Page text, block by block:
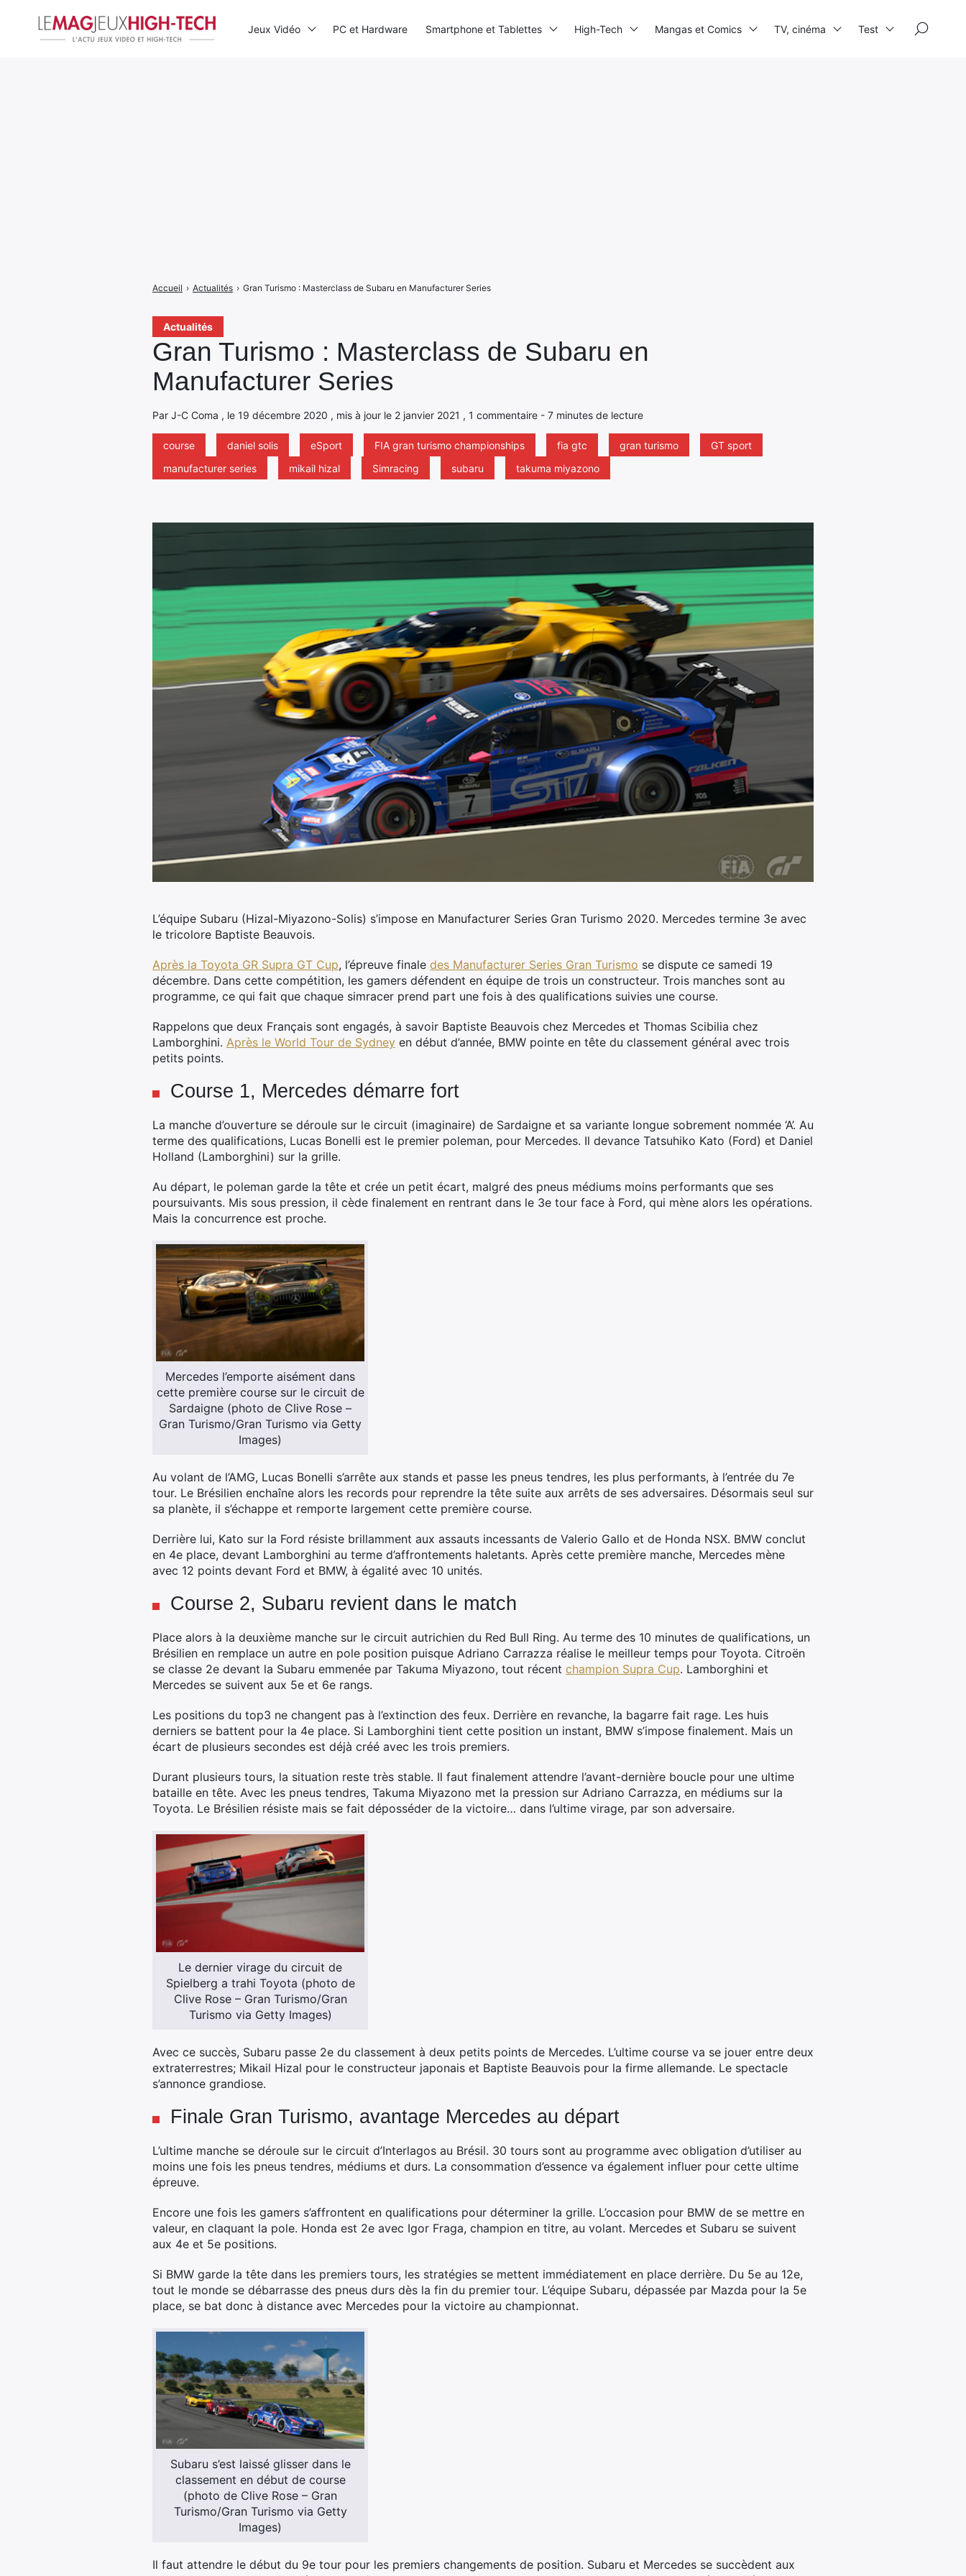
Actualités
Gran Turismo : Masterclass de Subaru en
Manufacturer Series
Par J-C Coma , le 19 décembre 2020 , mis à jour le 2 janvier 2021 , 1 commentaire - 7 minutes de lecture
course daniel solis eSport FIA gran turismo championships fia gtc gran turismo
GT sport
manufacturer series
mikail hizal Simracing subaru takuma miyazono
Accueil › Actualités › Gran Turismo : Masterclass de Subaru en Manufacturer Series
L’équipe Subaru (Hizal-Miyazono-Solis) s’impose en Manufacturer Series Gran Turismo 2020. Mercedes termine 3e avec
le tricolore Baptiste Beauvois.
Après la Toyota GR Supra GT Cup, l’épreuve finale des Manufacturer Series Gran Turismo se dispute ce samedi 19
décembre. Dans cette compétition, les gamers défendent en équipe de trois un constructeur. Trois manches sont au
programme, ce qui fait que chaque simracer prend part une fois à des qualifications suivies une course.
Rappelons que deux Français sont engagés, à savoir Baptiste Beauvois chez Mercedes et Thomas Scibilia chez
Lamborghini. Après le World Tour de Sydney en début d’année, BMW pointe en tête du classement général avec trois
petits points.
Course 1, Mercedes démarre fort
La manche d’ouverture se déroule sur le circuit (imaginaire) de Sardaigne et sa variante longue sobrement nommée ‘A’. Au
terme des qualifications, Lucas Bonelli est le premier poleman, pour Mercedes. Il devance Tatsuhiko Kato (Ford) et Daniel
Holland (Lamborghini) sur la grille.
Au départ, le poleman garde la tête et crée un petit écart, malgré des pneus médiums moins performants que ses
poursuivants. Mis sous pression, il cède finalement en rentrant dans le 3e tour face à Ford, qui mène alors les opérations.
Mais la concurrence est proche.
Mercedes l’emporte aisément dans
cette première course sur le circuit de
Sardaigne (photo de Clive Rose –
Gran Turismo/Gran Turismo via Getty
Images)
Au volant de l’AMG, Lucas Bonelli s’arrête aux stands et passe les pneus tendres, les plus performants, à l’entrée du 7e
tour. Le Brésilien enchaîne alors les records pour reprendre la tête suite aux arrêts de ses adversaires. Désormais seul sur
sa planète, il s’échappe et remporte largement cette première course.
Derrière lui, Kato sur la Ford résiste brillamment aux assauts incessants de Valerio Gallo et de Honda NSX. BMW conclut
en 4e place, devant Lamborghini au terme d’affrontements haletants. Après cette première manche, Mercedes mène
avec 12 points devant Ford et BMW, à égalité avec 10 unités.
Course 2, Subaru revient dans le match
Place alors à la deuxième manche sur le circuit autrichien du Red Bull Ring. Au terme des 10 minutes de qualifications, un
Brésilien en remplace un autre en pole position puisque Adriano Carrazza réalise le meilleur temps pour Toyota. Citroën
se classe 2e devant la Subaru emmenée par Takuma Miyazono, tout récent champion Supra Cup. Lamborghini et
Mercedes se suivent aux 5e et 6e rangs.
Les positions du top3 ne changent pas à l’extinction des feux. Derrière en revanche, la bagarre fait rage. Les huis
derniers se battent pour la 4e place. Si Lamborghini tient cette position un instant, BMW s’impose finalement. Mais un
écart de plusieurs secondes est déjà créé avec les trois premiers.
Durant plusieurs tours, la situation reste très stable. Il faut finalement attendre l’avant-dernière boucle pour une ultime
bataille en tête. Avec les pneus tendres, Takuma Miyazono met la pression sur Adriano Carrazza, en médiums sur la
Toyota. Le Brésilien résiste mais se fait déposséder de la victoire… dans l’ultime virage, par son adversaire.
Le dernier virage du circuit de
Spielberg a trahi Toyota (photo de
Clive Rose – Gran Turismo/Gran
Turismo via Getty Images)
Avec ce succès, Subaru passe 2e du classement à deux petits points de Mercedes. L’ultime course va se jouer entre deux
extraterrestres; Mikail Hizal pour le constructeur japonais et Baptiste Beauvois pour la firme allemande. Le spectacle
s’annonce grandiose.
Finale Gran Turismo, avantage Mercedes au départ
L’ultime manche se déroule sur le circuit d’Interlagos au Brésil. 30 tours sont au programme avec obligation d’utiliser au
moins une fois les pneus tendres, médiums et durs. La consommation d’essence va également influer pour cette ultime
épreuve.
Encore une fois les gamers s’affrontent en qualifications pour déterminer la grille. L’occasion pour BMW de se mettre en
valeur, en claquant la pole. Honda est 2e avec Igor Fraga, champion en titre, au volant. Mercedes et Subaru se suivent
aux 4e et 5e positions.
Si BMW garde la tête dans les premiers tours, les stratégies se mettent immédiatement en place derrière. Du 5e au 12e,
tout le monde se débarrasse des pneus durs dès la fin du premier tour. L’équipe Subaru, dépassée par Mazda pour la 5e
place, se bat donc à distance avec Mercedes pour la victoire au championnat.
Subaru s’est laissé glisser dans le
classement en début de course
(photo de Clive Rose – Gran
Turismo/Gran Turismo via Getty
Images)
Il faut attendre le début du 9e tour pour les premiers changements de position. Subaru et Mercedes se succèdent aux
Jeux Vidéo PC et Hardware Smartphone et Tablettes High-Tech Mangas et Comics TV, cinéma Test